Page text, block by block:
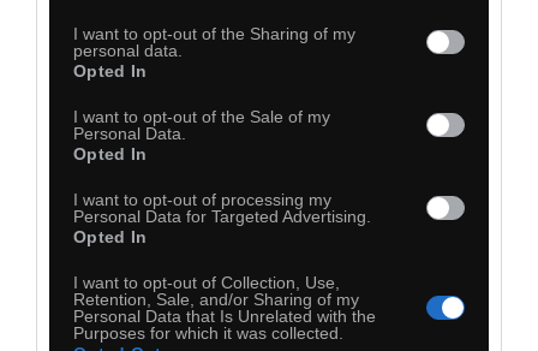
I want to opt-out of the Sharing of my
personal data.
Opted In
I want to opt-out of the Sale of my
Personal Data.
Opted In
I want to opt-out of processing my
Personal Data for Targeted Advertising.
Opted In
I want to opt-out of Collection, Use,
Retention, Sale, and/or Sharing of my
Personal Data that Is Unrelated with the
Purposes for which it was collected.
Dodaj do ulubionych Dodaj do przyjaciół